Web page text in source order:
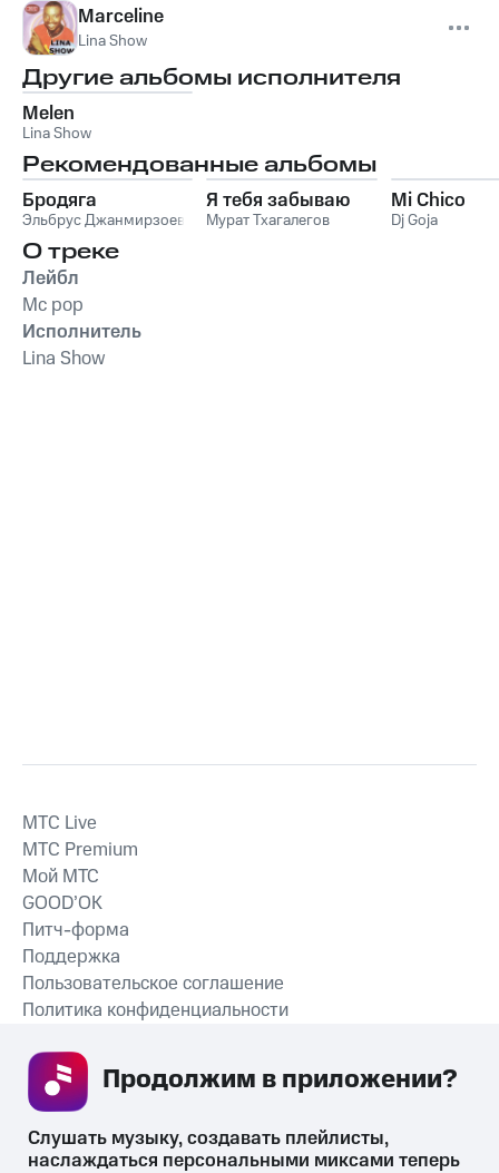
Marceline
Lina Show
Другие альбомы исполнителя
Melen
Lina Show
Рекомендованные альбомы
Бродяга
Эльбрус Джанмирзоев
Я тебя забываю
Мурат Тхагалегов
Mi Chico
Dj Goja
О треке
Лейбл
Mc pop
Исполнитель
Lina Show
СКАЧАТЬ ПРИЛОЖЕНИЕ
MTС Live
MTС Premium
Мой МТС
GOOD’OK
Питч-форма
Поддержка
Пользовательское соглашение
Политика конфиденциальности
Слушать музыку, создавать плейлисты,
наслаждаться персональными миксами теперь